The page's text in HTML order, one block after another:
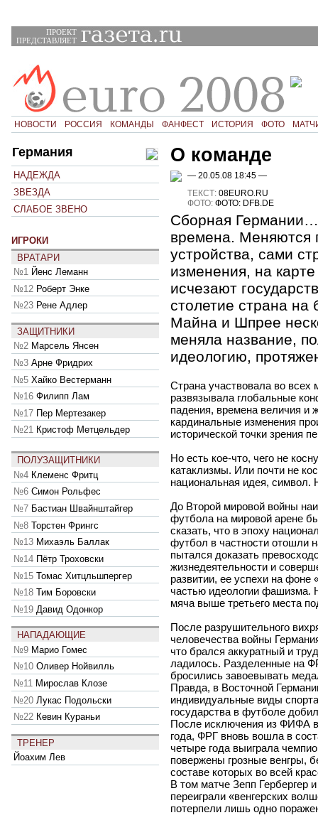
ПРОЕКТ
ПРЕДСТАВЛЯЕТ
НОВОСТИ РОССИЯ КОМАНДЫ ФАНФЕСТ ИСТОРИЯ ФОТО
Германия
НАДЕЖДА
ЗВЕЗДА
СЛАБОЕ ЗВЕНО
ИГРОКИ
ВРАТАРИ
№1 Йенс Леманн
№12 Роберт Энке
№23 Рене Адлер
ЗАЩИТНИКИ
№2 Марсель Янсен
№3 Арне Фридрих
№5 Хайко Вестерманн
№16 Филипп Лам
№17 Пер Мертезакер
№21 Кристоф Метцельдер
ПОЛУЗАЩИТНИКИ
№4 Клеменс Фритц
№6 Симон Рольфес
№7 Бастиан Швайнштайгер
№8 Торстен Фрингс
№13 Михаэль Баллак
№14 Пётр Троховски
№15 Томас Хитцльшпергер
№18 Тим Боровски
№19 Давид Одонкор
НАПАДАЮЩИЕ
№9 Марио Гомес
№10 Оливер Нойвилль
№11 Мирослав Клозе
№20 Лукас Подольски
№22 Кевин Кураньи
ТРЕНЕР
Йоахим Лев
О команде
— 20.05.08 18:45 —
ТЕКСТ: 08EURO.RU
ФОТО: ФОТО: DFB.DE
Сборная
времена. Меняются
устройства, сами
изменения, на
исчезают
столетие страна
Майна и Шпрее
меняла название,
идеологию,
Страна участвовала во всех
развязывала глобальные
падения, времена величия и
кардинальные изменения
исторической точки зрения
Но есть кое-что, чего не
катаклизмы. Или почти не
национальная идея, символ.
До Второй мировой войны
футбола на мировой арене
сказать, что в эпоху
футбол в частности отошли
пытался доказать
жизнедеятельности и
развитии, ее успехи на
частью идеологии фашизма.
мяча выше третьего места
После разрушительного
человечества войны
что брался аккуратный и
ладилось. Разделенные на
бросились завоевывать
Правда, в Восточной
индивидуальные виды
государства в футболе
После исключения из ФИФА в
года, ФРГ вновь вошла в
четыре года выиграла
повержены грозные венгры,
составе которых во всей
В том матче Зепп Гербергер
переиграли «венгерских
потерпели лишь одно